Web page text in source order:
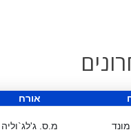
אורח
מ.ס. ג'לג`וליה